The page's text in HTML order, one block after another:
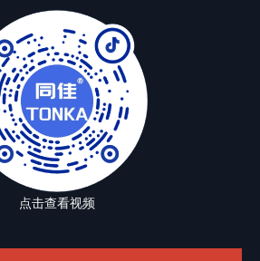
点击查看视频